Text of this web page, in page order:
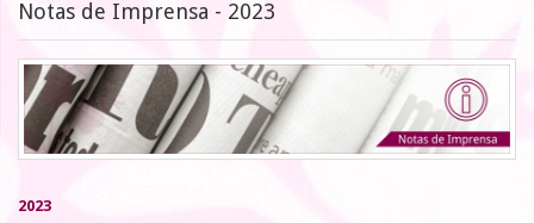
Notas de Imprensa - 2023
2023